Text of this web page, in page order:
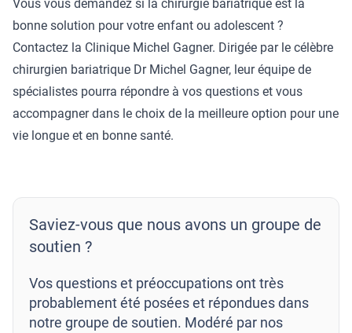
Saviez-vous que nous avons un groupe de
soutien ?
Vos questions et préoccupations ont très
probablement été posées et répondues dans
notre groupe de soutien. Modéré par nos
Vous vous demandez si la chirurgie bariatrique est la
bonne solution pour votre enfant ou adolescent ?
Contactez la Clinique Michel Gagner. Dirigée par le célèbre
chirurgien bariatrique Dr Michel Gagner, leur équipe de
spécialistes pourra répondre à vos questions et vous
accompagner dans le choix de la meilleure option pour une
vie longue et en bonne santé.